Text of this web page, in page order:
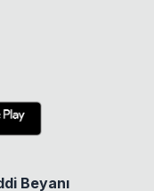
Beyanı